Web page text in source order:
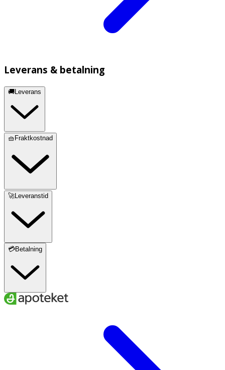
Leverans & betalning
🚚Leverans
🧺Fraktkostnad
🚀Leveranstid
💳Betalning